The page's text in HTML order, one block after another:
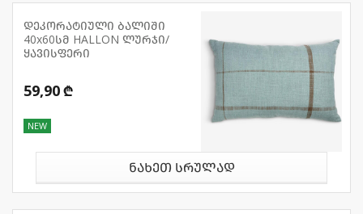
დეკორატიული ბალიში
40x60სმ HALLON ლურჯი/
ყავისფერი
59,90 ₾
NEW
ნახეთ სრულად